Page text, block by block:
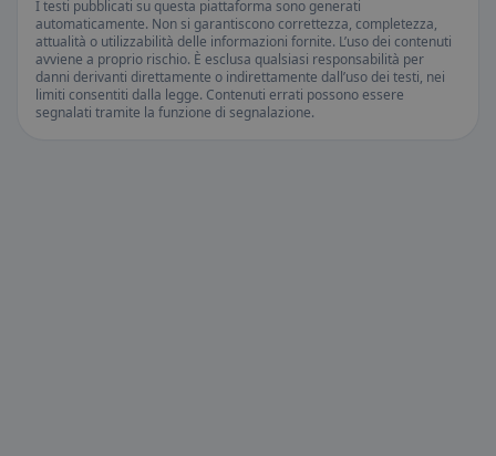
I testi pubblicati su questa piattaforma sono generati
automaticamente. Non si garantiscono correttezza, completezza,
attualità o utilizzabilità delle informazioni fornite. L’uso dei contenuti
avviene a proprio rischio. È esclusa qualsiasi responsabilità per
danni derivanti direttamente o indirettamente dall’uso dei testi, nei
limiti consentiti dalla legge. Contenuti errati possono essere
segnalati tramite la funzione di segnalazione.